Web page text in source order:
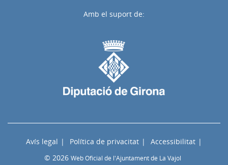
Avís legal Política de privacitat
Accessibilitat
© 2026 Web Oficial de l'Ajuntament de La Vajol
Amb el suport de: